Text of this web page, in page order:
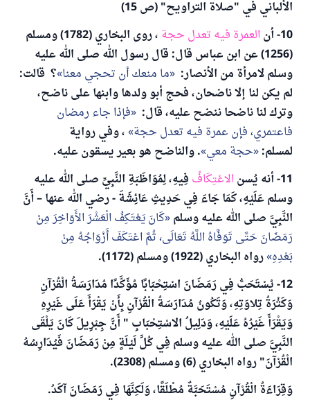
الألباني في "صلاة التراويح" (ص 15)
10- أن
العمرة فيه تعدل حجة
، روى البخاري (1782) ومسلم
(1256) عن ابن عباس قال: قال رسول الله صلى الله عليه
وسلم لامرأة من الأنصار: ما منعك أن تحجي معنا ؟ قالت:
لم يكن لنا إلا ناضحان، فحج أبو ولدها وابنها على ناضح،
وترك لنا ناضحا ننضح عليه، قال: فإذا جاء رمضان
فاعتمري، فإن عمرة فيه تعدل حجة ، وفي رواية
لمسلم: حجة معي . والناضح هو بعير يسقون عليه.
11- أنه يُسن
الاعْتِكَافُ فِيهِ، لِمُوَاظَبَةِ النَّبِيِّ صلى الله عليه
وسلم عَلَيْهِ، كَمَا جَاءَ فِي حَدِيثِ عَائِشَةَ - رضي الله عنها – أَنَّ
النَّبِيَّ صلى الله عليه وسلم كَانَ يَعْتَكِفُ الْعَشْرَ الأَوَاخِرَ مِنْ
رَمَضَانَ حَتَّى تَوَفَّاهُ اللَّهُ تَعَالَى، ثُمَّ اعْتَكَفَ أَزْوَاجُهُ مِنْ
بَعْدِهِ رواه البخاري (1922) ومسلم (1172).
12- يُسْتَحَبُّ فِي رَمَضَانَ اسْتِحْبَابًا مُؤَكَّدًا مُدَارَسَةُ الْقُرْآنِ
وَكَثْرَةُ تِلاوَتِهِ، وَتَكُونُ مُدَارَسَةُ الْقُرْآنِ بِأَنْ يَقْرَأَ عَلَى غَيْرِهِ
وَيَقْرَأَ غَيْرُهُ عَلَيْهِ، وَدَلِيلُ الاسْتِحْبَابِ " أَنَّ جِبْرِيلَ كَانَ يَلْقَى
النَّبِيَّ صلى الله عليه وسلم فِي كُلِّ لَيْلَةٍ مِنْ رَمَضَانَ فَيُدَارِسُهُ
الْقُرْآنَ" رواه البخاري (6) ومسلم (2308).
وَقِرَاءَةُ الْقُرْآنِ مُسْتَحَبَّةٌ مُطْلَقًا، وَلَكِنَّهَا فِي رَمَضَانَ آكَدُ.